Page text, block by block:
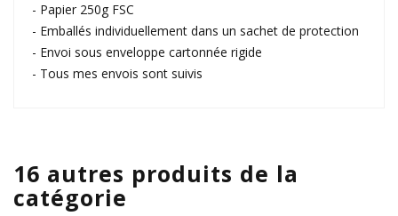
- Papier 250g FSC
- Emballés individuellement dans un sachet de protection
- Envoi sous enveloppe cartonnée rigide
- Tous mes envois sont suivis
16 autres produits de la
catégorie